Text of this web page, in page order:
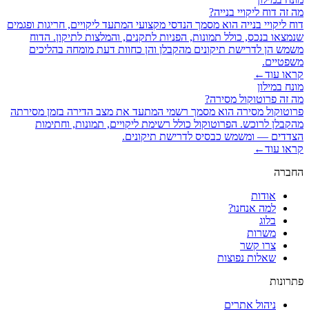
מה זה דוח ליקויי בנייה?
דוח ליקויי בנייה הוא מסמך הנדסי מקצועי המתעד ליקויים, חריגות ופגמים
שנמצאו בנכס, כולל תמונות, הפניות לתקנים, והמלצות לתיקון. הדוח
משמש הן לדרישת תיקונים מהקבלן והן כחוות דעת מומחה בהליכים
משפטיים.
קראו עוד←
מונח במילון
מה זה פרוטוקול מסירה?
פרוטוקול מסירה הוא מסמך רשמי המתעד את מצב הדירה בזמן מסירתה
מהקבלן לרוכש. הפרוטוקול כולל רשימת ליקויים, תמונות, וחתימות
הצדדים — ומשמש כבסיס לדרישת תיקונים.
קראו עוד←
החברה
אודות
למה אנחנו?
בלוג
משרות
צרו קשר
שאלות נפוצות
פתרונות
ניהול אתרים